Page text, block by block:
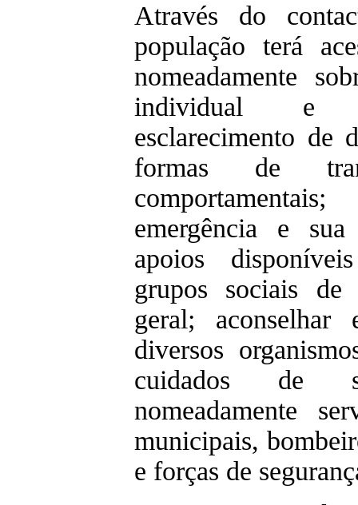
Através do
população terá
nomeadamente
individual e
esclarecimento de
formas de
emergência e
apoios
grupos sociais
geral; aconselhar
diversos
cuidados de
nomeadamente
municipais,
e forças de